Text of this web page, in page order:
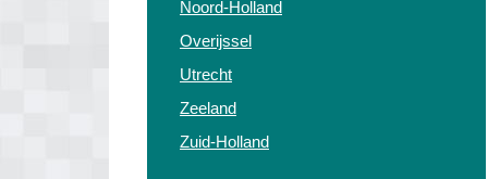
Noord-Holland
Overijssel
Utrecht
Zeeland
Zuid-Holland